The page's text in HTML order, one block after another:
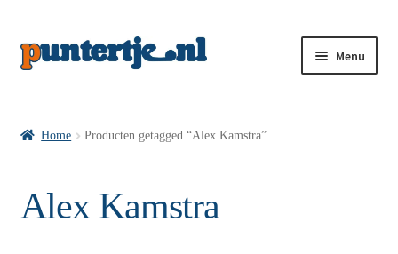
Menu
Home Producten getagged “Alex Kamstra”
Alex Kamstra